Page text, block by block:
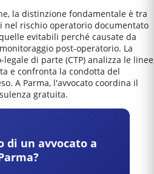
la distinzione fondamentale è tra
rischio operatorio documentato
evitabili perché causate da
post-operatorio. La
di parte (CTP) analizza le linee
e confronta la condotta del
A Parma, l'avvocato coordina il
gratuita.
di un avvocato a
?